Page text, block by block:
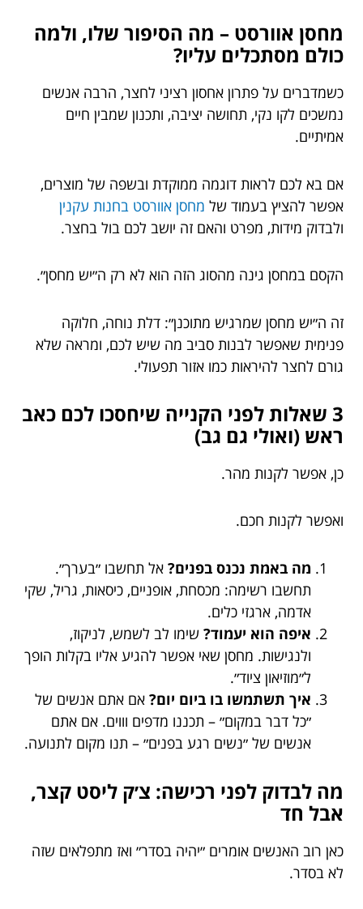
מחסן אוורסט – מה הסיפור שלו, ולמה
כולם מסתכלים עליו?
כשמדברים על פתרון אחסון רציני לחצר, הרבה אנשים
נמשכים לקו נקי, תחושה יציבה, ותכנון שמבין חיים
אמיתיים.
אם בא לכם לראות דוגמה ממוקדת ובשפה של מוצרים,
אפשר להציץ בעמוד של מחסן אוורסט בחנות עקנין
ולבדוק מידות, מפרט והאם זה יושב לכם בול בחצר.
הקסם במחסן גינה מהסוג הזה הוא לא רק ה״יש מחסן״.
זה ה״יש מחסן שמרגיש מתוכנן״: דלת נוחה, חלוקה
פנימית שאפשר לבנות סביב מה שיש לכם, ומראה שלא
גורם לחצר להיראות כמו אזור תפעולי.
3 שאלות לפני הקנייה שיחסכו לכם כאב
ראש (ואולי גם גב)
כן, אפשר לקנות מהר.
ואפשר לקנות חכם.
מה באמת נכנס בפנים? אל תחשבו ״בערך״.
תחשבו רשימה: מכסחת, אופניים, כיסאות, גריל, שקי
אדמה, ארגזי כלים.
איפה הוא יעמוד? שימו לב לשמש, לניקוז,
ולנגישות. מחסן שאי אפשר להגיע אליו בקלות הופך
ל״מוזיאון ציוד״.
איך תשתמשו בו ביום יום? אם אתם אנשים של
״כל דבר במקום״ – תכננו מדפים וווים. אם אתם
אנשים של ״נשים רגע בפנים״ – תנו מקום לתנועה.
מה לבדוק לפני רכישה: צ׳ק ליסט קצר,
אבל חד
כאן רוב האנשים אומרים ״יהיה בסדר״ ואז מתפלאים שזה
לא בסדר.